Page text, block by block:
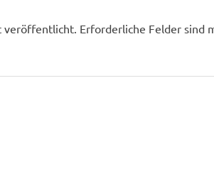
veröffentlicht. Erforderliche Felder sind